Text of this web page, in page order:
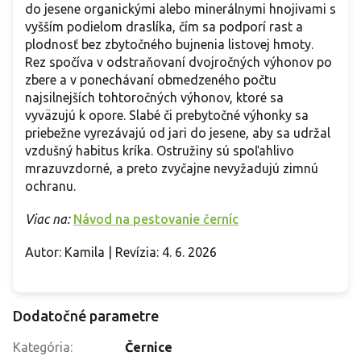
do jesene organickými alebo minerálnymi hnojivami s
vyšším podielom draslíka, čím sa podporí rast a
plodnosť bez zbytočného bujnenia listovej hmoty.
Rez spočíva v odstraňovaní dvojročných výhonov po
zbere a v ponechávaní obmedzeného počtu
najsilnejších tohtoročných výhonov, ktoré sa
vyväzujú k opore. Slabé či prebytočné výhonky sa
priebežne vyrezávajú od jari do jesene, aby sa udržal
vzdušný habitus kríka. Ostružiny sú spoľahlivo
mrazuvzdorné, a preto zvyčajne nevyžadujú zimnú
ochranu.
Viac na: Návod na pestovanie černíc
Autor: Kamila | Revízia: 4. 6. 2026
Dodatočné parametre
Kategória:
Černice